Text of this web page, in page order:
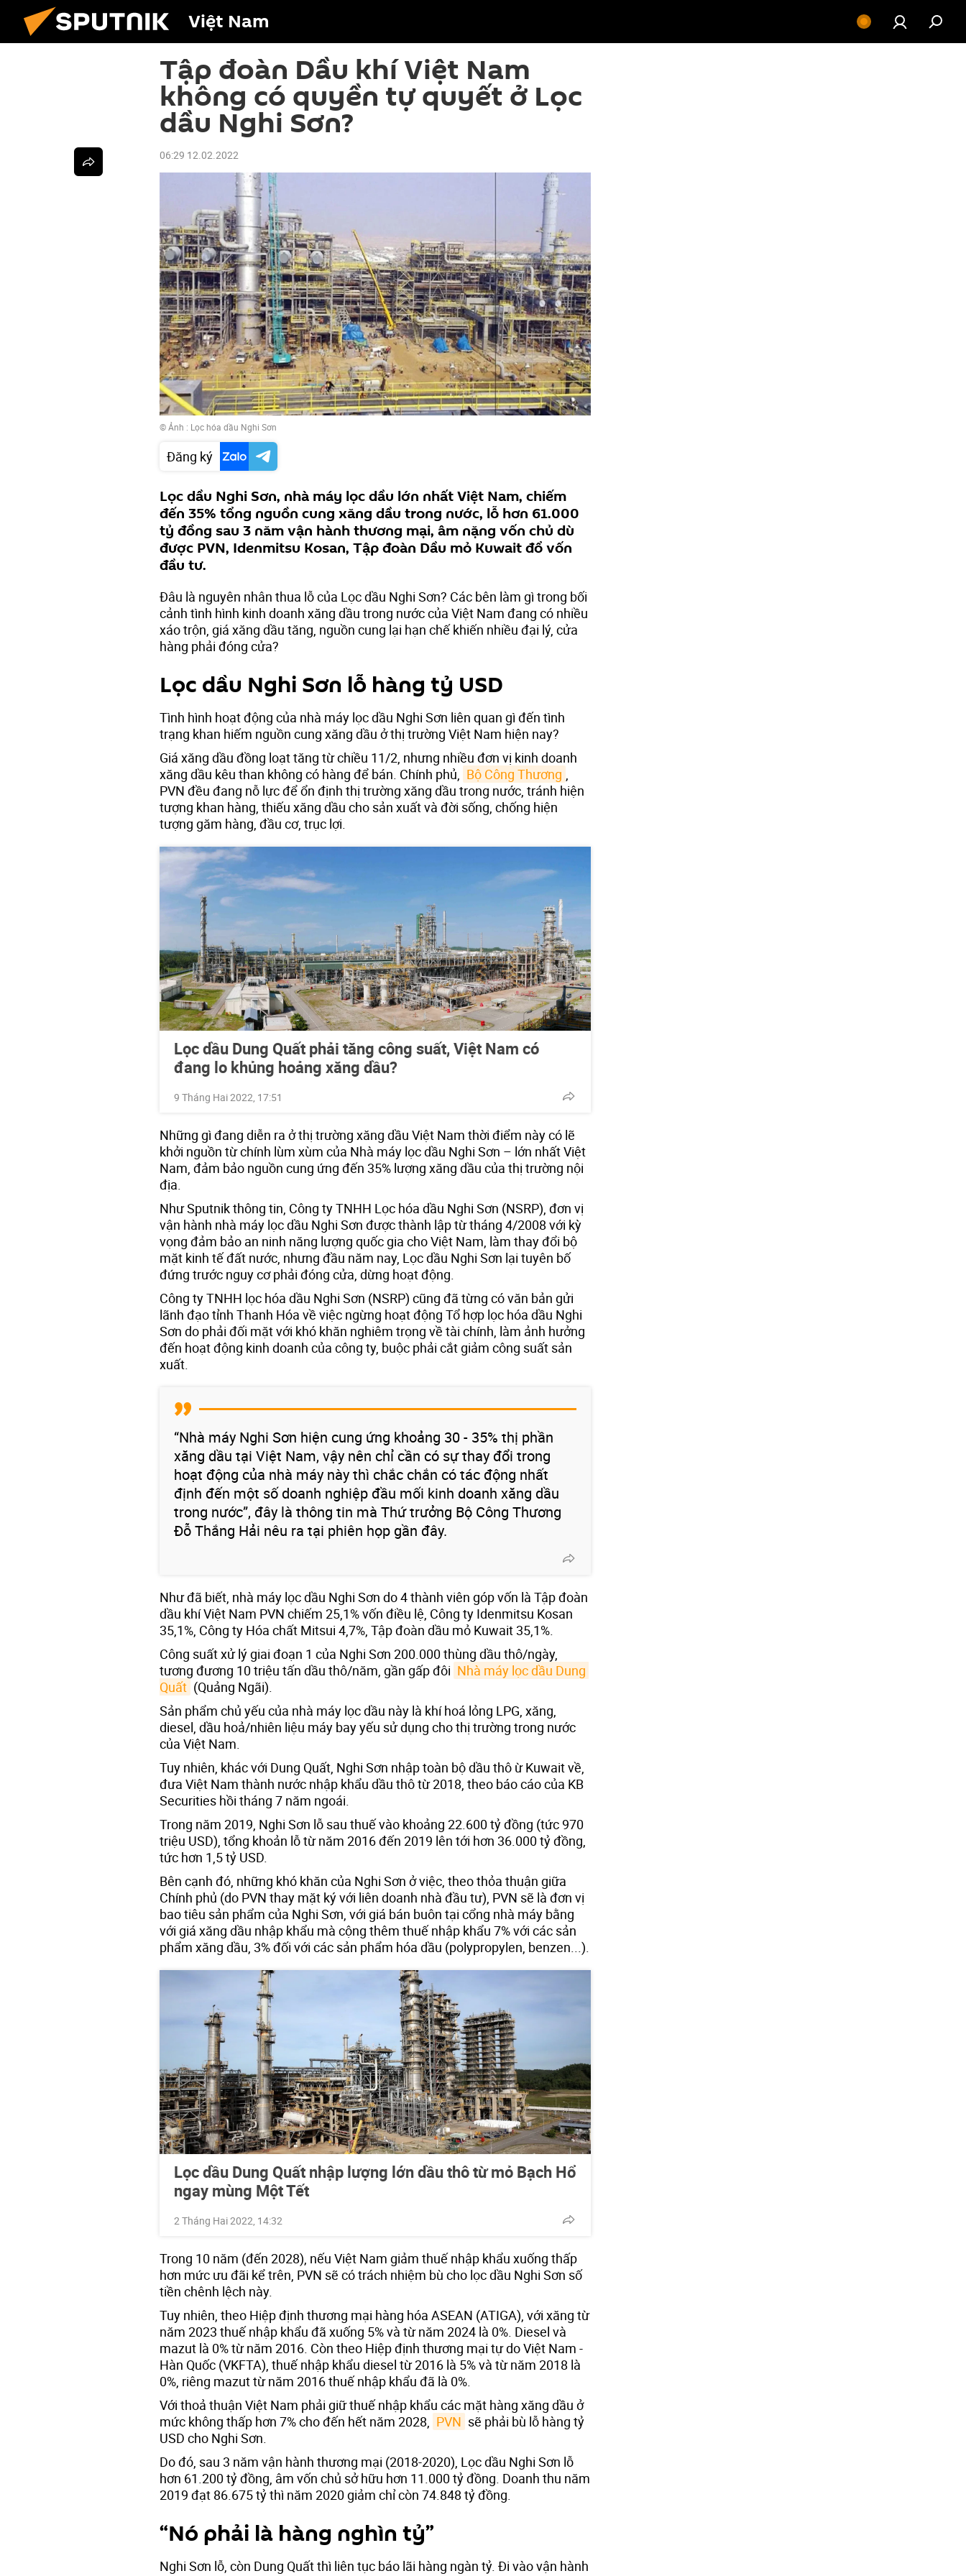
Việt Nam
Tập đoàn Dầu khí Việt Nam
không có quyền tự quyết ở Lọc
dầu Nghi Sơn?
06:29 12.02.2022
© Ảnh : Lọc hóa dầu Nghi Sơn
Đăng ký
Lọc dầu Nghi Sơn, nhà máy lọc dầu lớn nhất Việt Nam, chiếm
đến 35% tổng nguồn cung xăng dầu trong nước, lỗ hơn 61.000
tỷ đồng sau 3 năm vận hành thương mại, âm nặng vốn chủ dù
được PVN, Idenmitsu Kosan, Tập đoàn Dầu mỏ Kuwait đổ vốn
đầu tư.
Đâu là nguyên nhân thua lỗ của Lọc dầu Nghi Sơn? Các bên làm gì trong bối
cảnh tình hình kinh doanh xăng dầu trong nước của Việt Nam đang có nhiều
xáo trộn, giá xăng dầu tăng, nguồn cung lại hạn chế khiến nhiều đại lý, cửa
hàng phải đóng cửa?
Lọc dầu Nghi Sơn lỗ hàng tỷ USD
Tình hình hoạt động của nhà máy lọc dầu Nghi Sơn liên quan gì đến tình
trạng khan hiếm nguồn cung xăng dầu ở thị trường Việt Nam hiện nay?
Giá xăng dầu đồng loạt tăng từ chiều 11/2, nhưng nhiều đơn vị kinh doanh
xăng dầu kêu than không có hàng để bán. Chính phủ,
Bộ Công Thương
PVN đều đang nỗ lực để ổn định thị trường xăng dầu trong nước, tránh hiện
tượng khan hàng, thiếu xăng dầu cho sản xuất và đời sống, chống hiện
tượng găm hàng, đầu cơ, trục lợi.
Lọc dầu Dung Quất phải tăng công suất, Việt Nam có
đang lo khủng hoảng xăng dầu?
9 Tháng Hai 2022, 17:51
Những gì đang diễn ra ở thị trường xăng dầu Việt Nam thời điểm này có lẽ
khởi nguồn từ chính lùm xùm của Nhà máy lọc dầu Nghi Sơn – lớn nhất Việt
Nam, đảm bảo nguồn cung ứng đến 35% lượng xăng dầu của thị trường nội
địa.
Như Sputnik thông tin, Công ty TNHH Lọc hóa dầu Nghi Sơn (NSRP), đơn vị
vận hành nhà máy lọc dầu Nghi Sơn được thành lập từ tháng 4/2008 với kỳ
vọng đảm bảo an ninh năng lượng quốc gia cho Việt Nam, làm thay đổi bộ
mặt kinh tế đất nước, nhưng đầu năm nay, Lọc dầu Nghi Sơn lại tuyên bố
đứng trước nguy cơ phải đóng cửa, dừng hoạt động.
Công ty TNHH lọc hóa dầu Nghi Sơn (NSRP) cũng đã từng có văn bản gửi
lãnh đạo tỉnh Thanh Hóa về việc ngừng hoạt động Tổ hợp lọc hóa dầu Nghi
Sơn do phải đối mặt với khó khăn nghiêm trọng về tài chính, làm ảnh hưởng
đến hoạt động kinh doanh của công ty, buộc phải cắt giảm công suất sản
xuất.
“Nhà máy Nghi Sơn hiện cung ứng khoảng 30 - 35% thị phần
xăng dầu tại Việt Nam, vậy nên chỉ cần có sự thay đổi trong
hoạt động của nhà máy này thì chắc chắn có tác động nhất
định đến một số doanh nghiệp đầu mối kinh doanh xăng dầu
trong nước”, đây là thông tin mà Thứ trưởng Bộ Công Thương
Đỗ Thắng Hải nêu ra tại phiên họp gần đây.
Như đã biết, nhà máy lọc dầu Nghi Sơn do 4 thành viên góp vốn là Tập đoàn
dầu khí Việt Nam PVN chiếm 25,1% vốn điều lệ, Công ty Idenmitsu Kosan
35,1%, Công ty Hóa chất Mitsui 4,7%, Tập đoàn dầu mỏ Kuwait 35,1%.
Công suất xử lý giai đoạn 1 của Nghi Sơn 200.000 thùng dầu thô/ngày,
tương đương 10 triệu tấn dầu thô/năm, gần gấp đôi Nhà máy lọc dầu Dung
Quất (Quảng Ngãi).
Sản phẩm chủ yếu của nhà máy lọc dầu này là khí hoá lỏng LPG, xăng,
diesel, dầu hoả/nhiên liệu máy bay yếu sử dụng cho thị trường trong nước
của Việt Nam.
Tuy nhiên, khác với Dung Quất, Nghi Sơn nhập toàn bộ dầu thô ừ Kuwait về,
đưa Việt Nam thành nước nhập khẩu dầu thô từ 2018, theo báo cáo của KB
Securities hồi tháng 7 năm ngoái.
Trong năm 2019, Nghi Sơn lỗ sau thuế vào khoảng 22.600 tỷ đồng (tức 970
triệu USD), tổng khoản lỗ từ năm 2016 đến 2019 lên tới hơn 36.000 tỷ đồng,
tức hơn 1,5 tỷ USD.
Bên cạnh đó, những khó khăn của Nghi Sơn ở việc, theo thỏa thuận giữa
Chính phủ (do PVN thay mặt ký với liên doanh nhà đầu tư), PVN sẽ là đơn vị
bao tiêu sản phẩm của Nghi Sơn, với giá bán buôn tại cổng nhà máy bằng
với giá xăng dầu nhập khẩu mà cộng thêm thuế nhập khẩu 7% với các sản
phẩm xăng dầu, 3% đối với các sản phẩm hóa dầu (polypropylen, benzen...).
Lọc dầu Dung Quất nhập lượng lớn dầu thô từ mỏ Bạch Hổ
ngay mùng Một Tết
2 Tháng Hai 2022, 14:32
Trong 10 năm (đến 2028), nếu Việt Nam giảm thuế nhập khẩu xuống thấp
hơn mức ưu đãi kể trên, PVN sẽ có trách nhiệm bù cho lọc dầu Nghi Sơn số
tiền chênh lệch này.
Tuy nhiên, theo Hiệp định thương mại hàng hóa ASEAN (ATIGA), với xăng từ
năm 2023 thuế nhập khẩu đã xuống 5% và từ năm 2024 là 0%. Diesel và
mazut là 0% từ năm 2016. Còn theo Hiệp định thương mại tự do Việt Nam -
Hàn Quốc (VKFTA), thuế nhập khẩu diesel từ 2016 là 5% và từ năm 2018 là
0%, riêng mazut từ năm 2016 thuế nhập khẩu đã là 0%.
Với thoả thuận Việt Nam phải giữ thuế nhập khẩu các mặt hàng xăng dầu ở
mức không thấp hơn 7% cho đến hết năm 2028,
PVN sẽ phải bù lỗ hàng tỷ
USD cho Nghi Sơn.
Do đó, sau 3 năm vận hành thương mại (2018-2020), Lọc dầu Nghi Sơn lỗ
hơn 61.200 tỷ đồng, âm vốn chủ sở hữu hơn 11.000 tỷ đồng. Doanh thu năm
2019 đạt 86.675 tỷ thì năm 2020 giảm chỉ còn 74.848 tỷ đồng.
“Nó phải là hàng nghìn tỷ”
Nghi Sơn lỗ, còn Dung Quất thì liên tục báo lãi hàng ngàn tỷ. Đi vào vận hành